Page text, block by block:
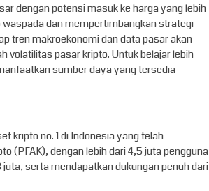
dengan potensi masuk ke harga yang lebih
dan mempertimbangkan strategi
tren makroekonomi dan data pasar akan
volatilitas pasar kripto. Untuk belajar lebih
sumber daya yang tersedia
kripto no. 1 di Indonesia yang telah
(PFAK), dengan lebih dari 4,5 juta pengguna
serta mendapatkan dukungan penuh dari